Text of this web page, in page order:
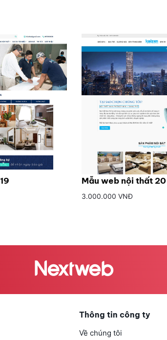
Mẫu web nội thất 20
3.000.000 VNĐ
Thông tin công ty
Về chúng tôi